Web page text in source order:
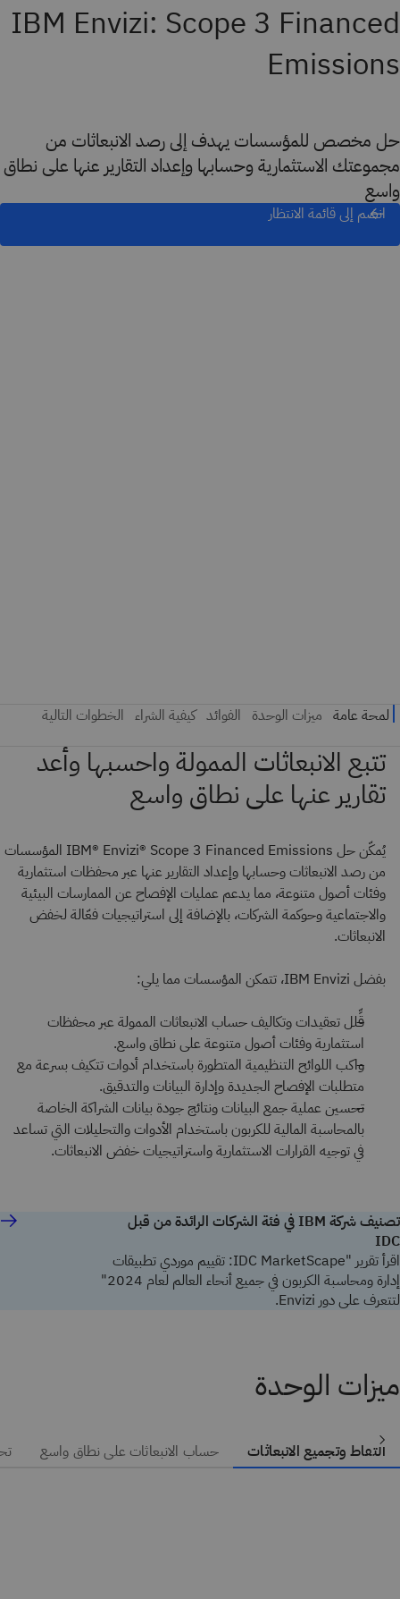
IBM Envizi: Scope 3 Financed
Emissions
حل مخصص للمؤسسات يهدف إلى رصد الانبعاثات من
مجموعتك الاستثمارية وحسابها وإعداد التقارير عنها على نطاق
واسع
انضم إلى قائمة الانتظار
تتبع الانبعاثات الممولة واحسبها وأعد
تقارير عنها على نطاق واسع
يُمكّن حل IBM® Envizi® Scope 3 Financed Emissions المؤسسات
من رصد الانبعاثات وحسابها وإعداد التقارير عنها عبر محفظات استثمارية
وفئات أصول متنوعة، مما يدعم عمليات الإفصاح عن الممارسات البيئية
والاجتماعية وحوكمة الشركات، بالإضافة إلى استراتيجيات فعّالة لخفض
الانبعاثات.
بفضل IBM Envizi، تتمكن المؤسسات مما يلي:
قِّلل تعقيدات وتكاليف حساب الانبعاثات الممولة عبر محفظات
استثمارية وفئات أصول متنوعة على نطاق واسع.
واكب اللوائح التنظيمية المتطورة باستخدام أدوات تتكيف بسرعة مع
متطلبات الإفصاح الجديدة وإدارة البيانات والتدقيق.
تحسين عملية جمع البيانات ونتائج جودة بيانات الشراكة الخاصة
بالمحاسبة المالية للكربون باستخدام الأدوات والتحليلات التي تساعد
في توجيه القرارات الاستثمارية واستراتيجيات خفض الانبعاثات.
تصنيف شركة IBM في فئة الشركات الرائدة من قبل
IDC
اقرأ تقرير "IDC MarketScape: تقييم موردي تطبيقات
إدارة ومحاسبة الكربون في جميع أنحاء العالم لعام 2024"
لتتعرف على دور Envizi.
ميزات الوحدة
التقاط وتجميع الانبعاثات حساب الانبعاثات على نطاق واسع